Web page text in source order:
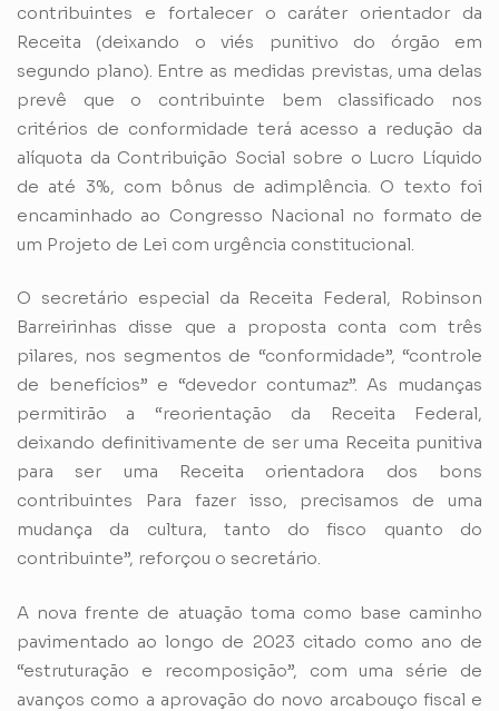
contribuintes e fortalecer o caráter orientador da
Receita (deixando o viés punitivo do órgão em
segundo plano). Entre as medidas previstas, uma delas
prevê que o contribuinte bem classificado nos
critérios de conformidade terá acesso a redução da
alíquota da Contribuição Social sobre o Lucro Líquido
de até 3%, com bônus de adimplência. O texto foi
encaminhado ao Congresso Nacional no formato de
um Projeto de Lei com urgência constitucional.
O secretário especial da Receita Federal, Robinson
Barreirinhas disse que a proposta conta com três
pilares, nos segmentos de “conformidade”, “controle
de benefícios” e “devedor contumaz”. As mudanças
permitirão a “reorientação da Receita Federal,
deixando definitivamente de ser uma Receita punitiva
para ser uma Receita orientadora dos bons
contribuintes Para fazer isso, precisamos de uma
mudança da cultura, tanto do fisco quanto do
contribuinte”, reforçou o secretário.
A nova frente de atuação toma como base caminho
pavimentado ao longo de 2023 citado como ano de
“estruturação e recomposição”, com uma série de
avanços como a aprovação do novo arcabouço fiscal e